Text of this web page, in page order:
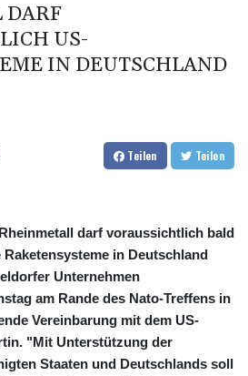
und langjährigen Manager Jorge
DARF
US-
IN DEUTSCHLAND
Teilen Teilen
darf voraussichtlich bald
in Deutschland
Unternehmen
am Rande des Nato-Treffens in
Vereinbarung mit dem US-
"Mit Unterstützung der
Staaten und Deutschlands soll